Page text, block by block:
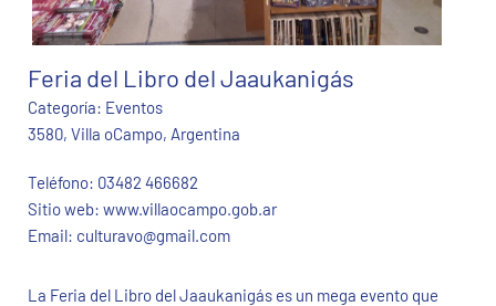
Feria del Libro del Jaaukanigás
Categoría: Eventos
3580, Villa oCampo, Argentina
Teléfono: 03482 466682
Sitio web: www.villaocampo.gob.ar
Email: culturavo@gmail.com
La Feria del Libro del Jaaukanigás es un mega evento que